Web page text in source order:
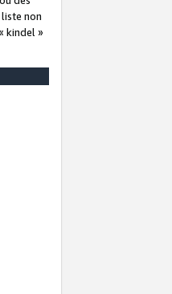
non
kindel »